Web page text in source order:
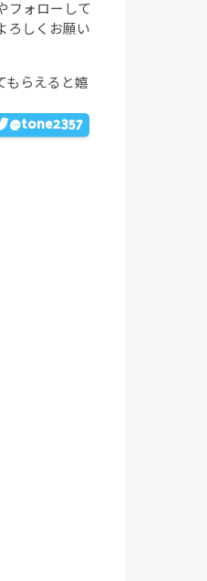
フォローして
ろしくお願い
もらえると嬉
@tone2357